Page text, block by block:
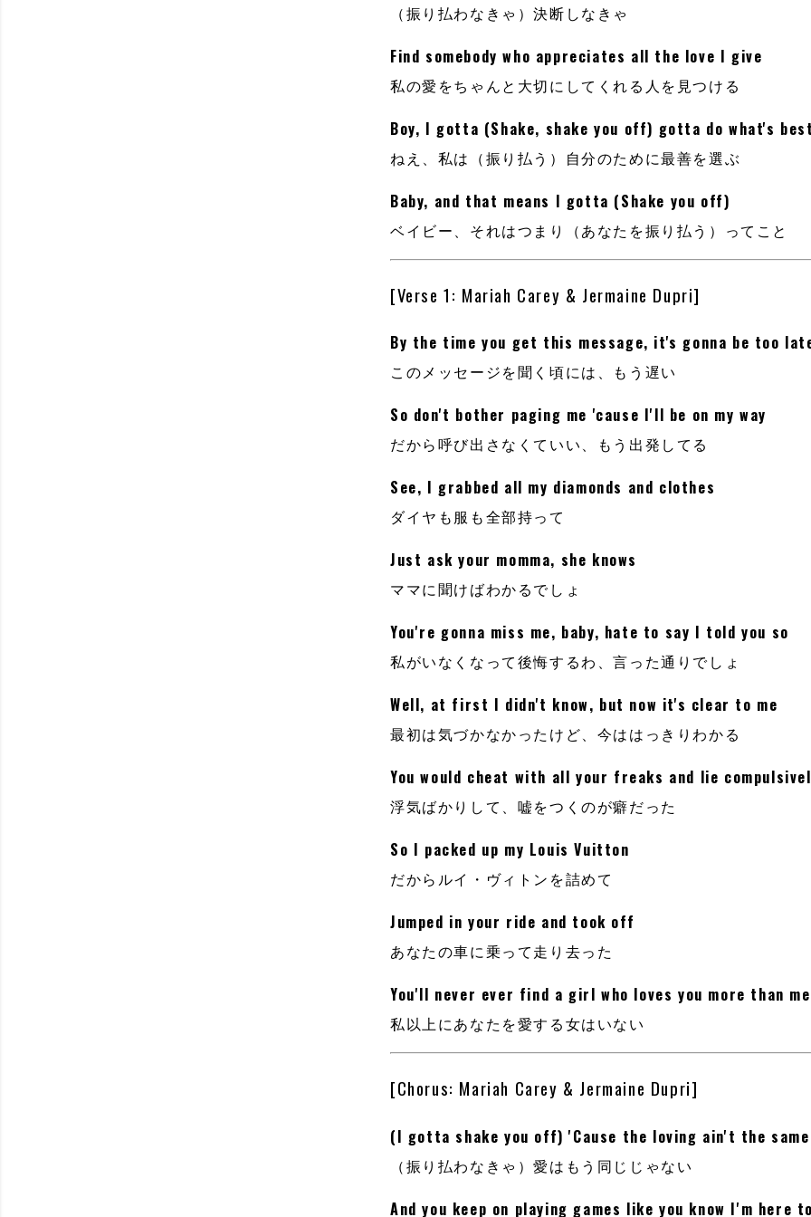
（振り払わなきゃ）決断しなきゃ
Find somebody who appreciates all the love I give
私の愛をちゃんと大切にしてくれる人を見つける
Boy, I gotta (Shake, shake you off) gotta do what's
ねえ、私は（振り払う）自分のために最善を選ぶ
Baby, and that means I gotta (Shake you off)
ベイビー、それはつまり（あなたを振り払う）ってこと
[Verse 1: Mariah Carey & Jermaine Dupri]
By the time you get this message, it's gonna be too
このメッセージを聞く頃には、もう遅い
So don't bother paging me 'cause I'll be on my way
だから呼び出さなくていい、もう出発してる
See, I grabbed all my diamonds and clothes
ダイヤも服も全部持って
Just ask your momma, she knows
ママに聞けばわかるでしょ
You're gonna miss me, baby, hate to say I told you so
私がいなくなって後悔するわ、言った通りでしょ
Well, at first I didn't know, but now it's clear to me
最初は気づかなかったけど、今ははっきりわかる
You would cheat with all your freaks and lie
浮気ばかりして、嘘をつくのが癖だった
So I packed up my Louis Vuitton
だからルイ・ヴィトンを詰めて
Jumped in your ride and took off
あなたの車に乗って走り去った
You'll never ever find a girl who loves you more than me
私以上にあなたを愛する女はいない
[Chorus: Mariah Carey & Jermaine Dupri]
(I gotta shake you off) 'Cause the loving ain't the same
（振り払わなきゃ）愛はもう同じじゃない
And you keep on playing games like you know I'm here